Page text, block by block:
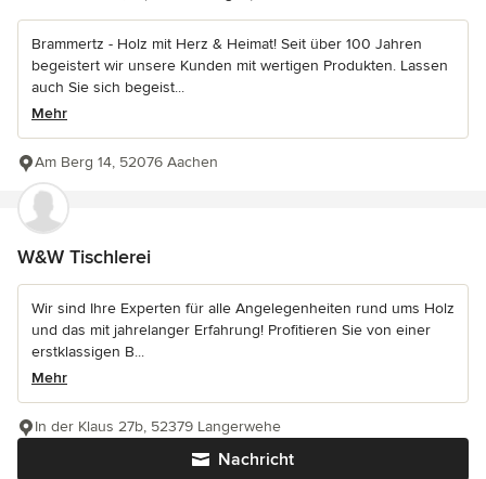
Brammertz - Holz mit Herz & Heimat! Seit über 100 Jahren
begeistert wir unsere Kunden mit wertigen Produkten. Lassen
auch Sie sich begeist...
Mehr
Am Berg 14, 52076 Aachen
W&W Tischlerei
Wir sind Ihre Experten für alle Angelegenheiten rund ums Holz
und das mit jahrelanger Erfahrung! Profitieren Sie von einer
erstklassigen B...
Mehr
Nachricht
In der Klaus 27b, 52379 Langerwehe